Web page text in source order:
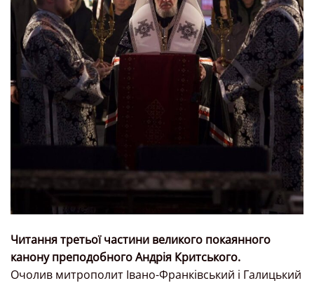
Читання третьої частини великого покаянного
канону преподобного Андрія Критського.
Очолив митрополит Івано-Франківський і Галицький